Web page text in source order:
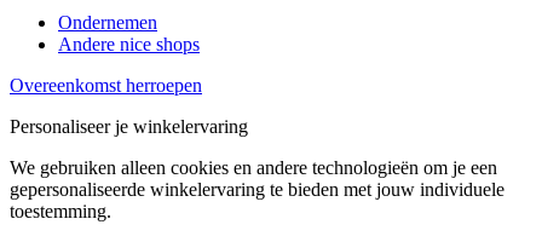
Ondernemen
Andere nice shops
Overeenkomst herroepen
Personaliseer je winkelervaring
We gebruiken alleen cookies en andere technologieën om je een
gepersonaliseerde winkelervaring te bieden met jouw individuele
toestemming.